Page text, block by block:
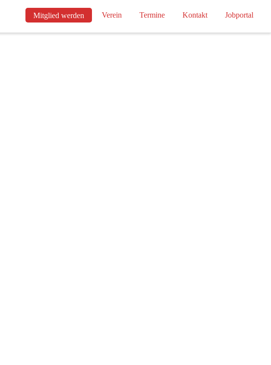
Mitglied werden Verein Termine Kontakt Jobportal